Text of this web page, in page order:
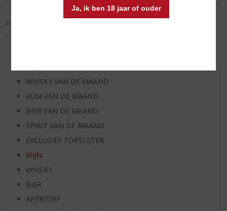
Ja, ik ben 18 jaar of ouder
EXCL. BTW
WHISKY VAN DE MAAND
RUM VAN DE MAAND
BIER VAN DE MAAND
SPIRIT VAN DE MAAND
EXCLUSIEF TOPSLIJTER
WIJN
WHISKY
BIER
APERITIEF